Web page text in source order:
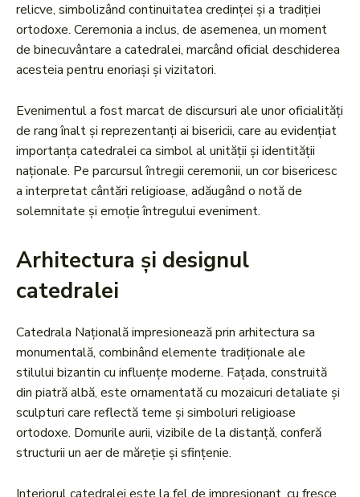
relicve, simbolizând continuitatea credinței și a tradiției
ortodoxe. Ceremonia a inclus, de asemenea, un moment
de binecuvântare a catedralei, marcând oficial deschiderea
acesteia pentru enoriași și vizitatori.
Evenimentul a fost marcat de discursuri ale unor oficialități
de rang înalt și reprezentanți ai bisericii, care au evidențiat
importanța catedralei ca simbol al unității și identității
naționale. Pe parcursul întregii ceremonii, un cor bisericesc
a interpretat cântări religioase, adăugând o notă de
solemnitate și emoție întregului eveniment.
Arhitectura și designul
catedralei
Catedrala Națională impresionează prin arhitectura sa
monumentală, combinând elemente tradiționale ale
stilului bizantin cu influențe moderne. Fațada, construită
din piatră albă, este ornamentată cu mozaicuri detaliate și
sculpturi care reflectă teme și simboluri religioase
ortodoxe. Domurile aurii, vizibile de la distanță, conferă
structurii un aer de măreție și sfințenie.